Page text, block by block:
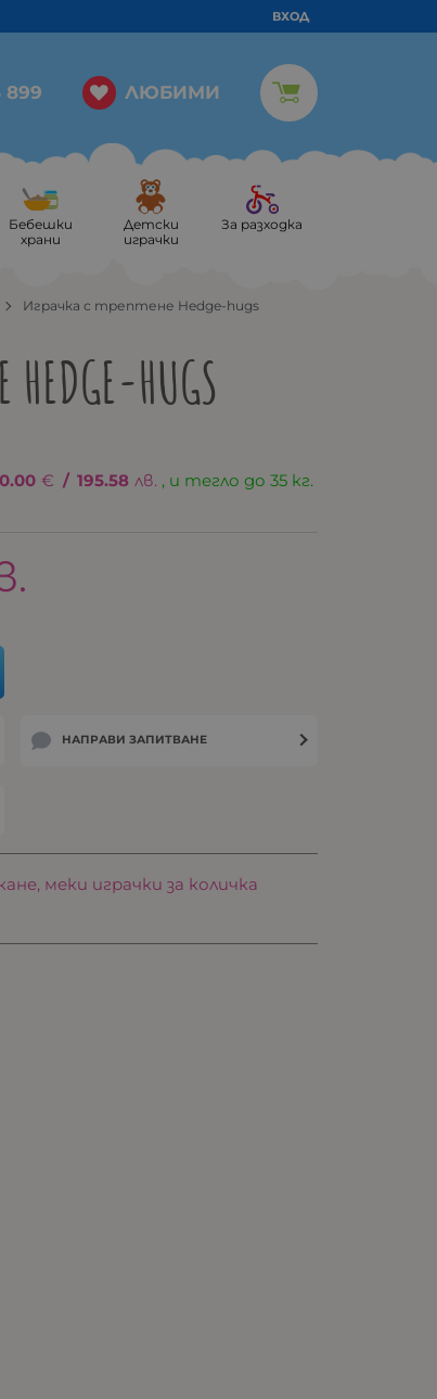
ВХОД
899 ЛЮБИМИ
Бебешки
храни
Детски
играчки
За разходка
Играчка с трептене Hedge-hugs
HUGS
€ / 195.58 лв. , и тегло до 35 кг.
НАПРАВИ ЗАПИТВАНЕ
меки играчки за количка